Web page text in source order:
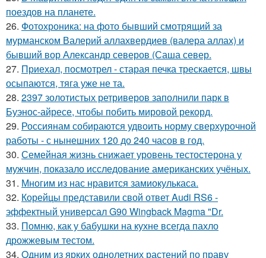
поездов на планете.
26. Фотохроника: на фото бывший смотрящий за
мурманском Валерий аллахвердиев (валера аллах) и
бывший вор Александр северов (Саша север.
27. Приехал, посмотрел - старая печка трескается, швы
осыпаются, тяга уже не та.
28. 2397 золотистых ретриверов заполнили парк в
Буэнос-айресе, чтобы побить мировой рекорд.
29. Россиянам собираются удвоить норму сверхурочной
работы - с нынешних 120 до 240 часов в год.
30. Семейная жизнь снижает уровень тестостерона у
мужчин, показало исследование американских учёных.
31. Многим из нас нравится замиокулькаса.
32. Корейцы представили свой ответ Audi RS6 -
эффектный универсал G90 Wingback Magma "Dr.
33. Помню, как у бабушки на кухне всегда пахло
дрожжевым тестом.
34. Oдним из ярких однолетних растений по праву